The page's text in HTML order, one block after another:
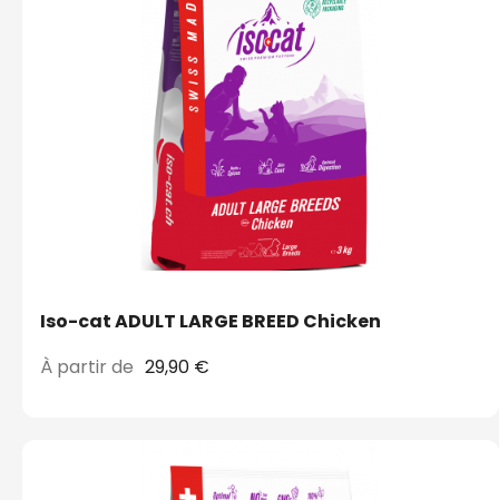
Iso-cat ADULT LARGE BREED Chicken
À partir de 29,90 €